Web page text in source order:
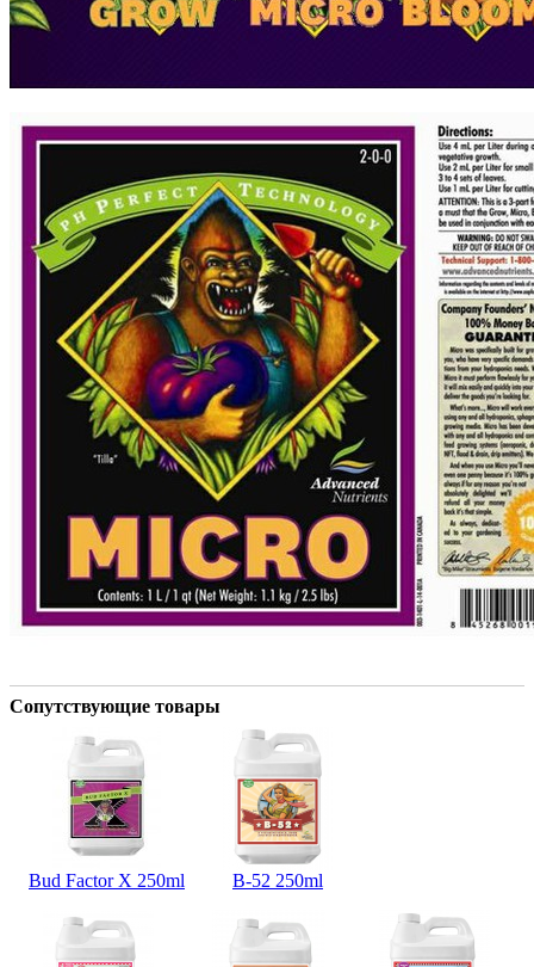
Сопутствующие товары
Bud Factor X 250ml B-52 250ml